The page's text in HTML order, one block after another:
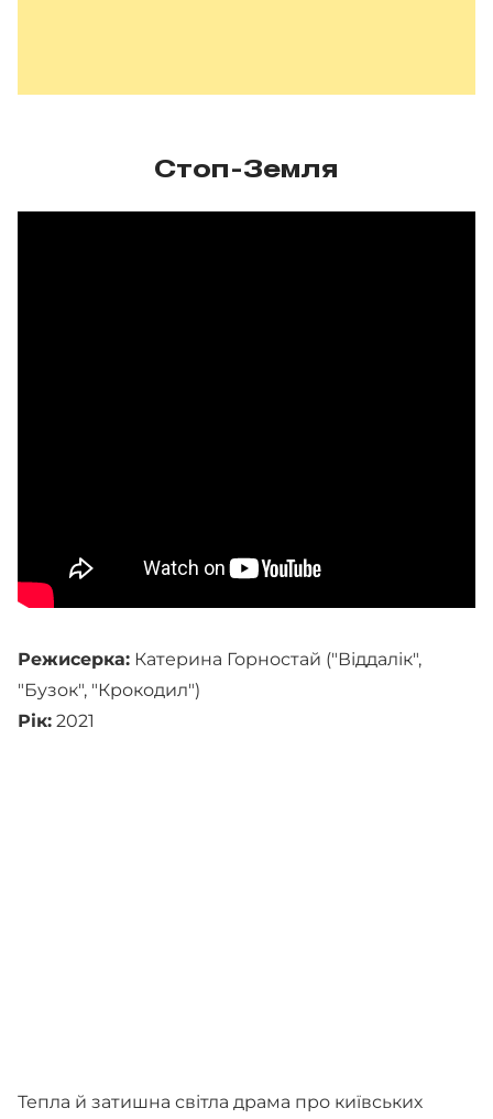
Стоп-Земля
Режисерка: Катерина Горностай ("Віддалік",
"Бузок", "Крокодил")
Рік: 2021
Тепла й затишна світла драма про київських